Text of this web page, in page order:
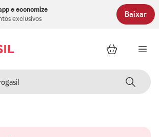
e economize
exclusivos
Baixar